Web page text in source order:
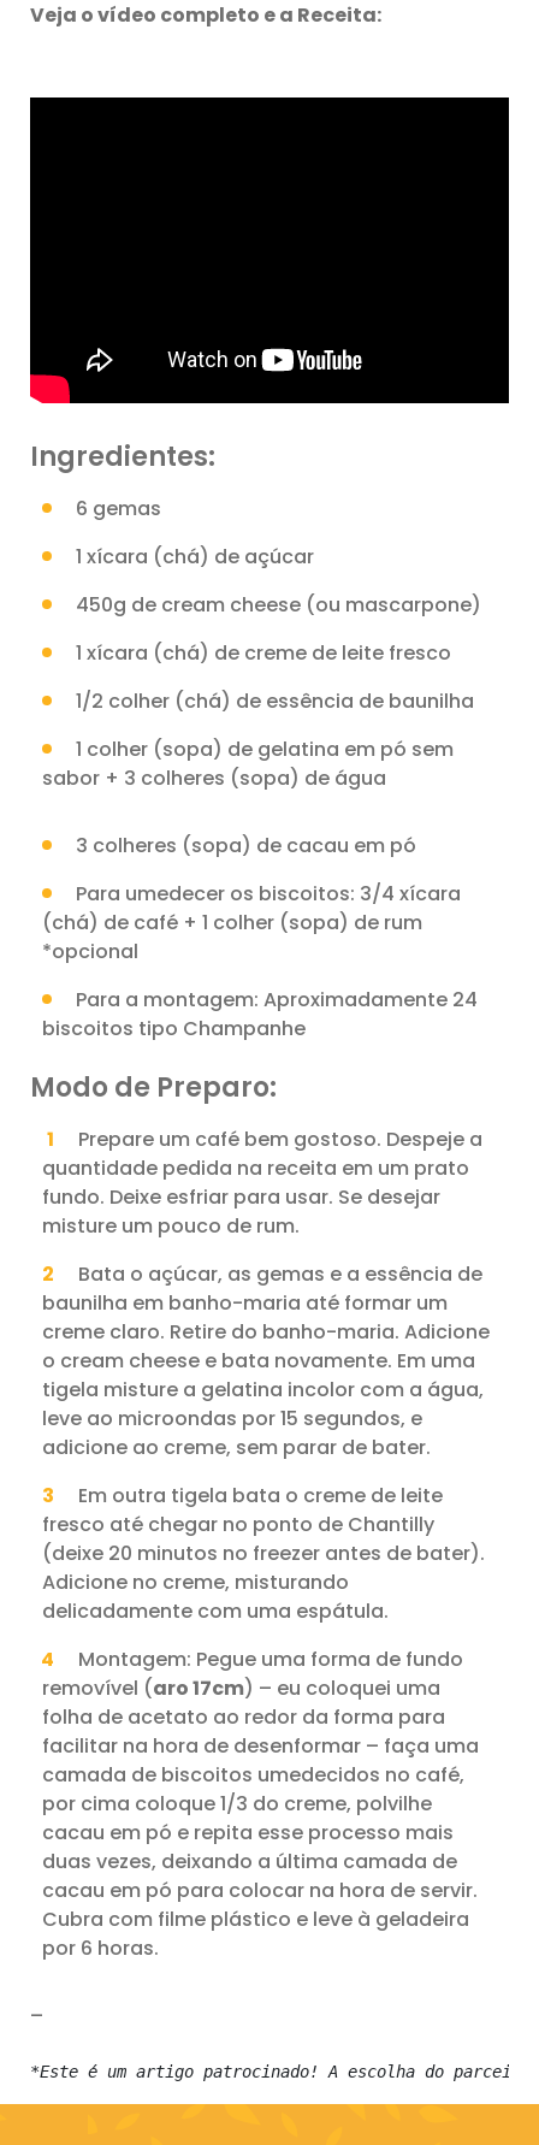
Veja o vídeo completo e a Receita:
Ingredientes:
6 gemas
1 xícara (chá) de açúcar
450g de cream cheese (ou mascarpone)
1 xícara (chá) de creme de leite fresco
1/2 colher (chá) de essência de baunilha
1 colher (sopa) de gelatina em pó sem
sabor + 3 colheres (sopa) de água
3 colheres (sopa) de cacau em pó
Para umedecer os biscoitos: 3/4 xícara
(chá) de café + 1 colher (sopa) de rum
*opcional
Para a montagem: Aproximadamente 24
biscoitos tipo Champanhe
Modo de Preparo:
Prepare um café bem gostoso. Despeje a
quantidade pedida na receita em um prato
fundo. Deixe esfriar para usar. Se desejar
misture um pouco de rum.
Bata o açúcar, as gemas e a essência de
baunilha em banho-maria até formar um
creme claro. Retire do banho-maria. Adicione
o cream cheese e bata novamente. Em uma
tigela misture a gelatina incolor com a água,
leve ao microondas por 15 segundos, e
adicione ao creme, sem parar de bater.
Em outra tigela bata o creme de leite
fresco até chegar no ponto de Chantilly
(deixe 20 minutos no freezer antes de bater).
Adicione no creme, misturando
delicadamente com uma espátula.
Montagem: Pegue uma forma de fundo
removível (aro 17cm) – eu coloquei uma
folha de acetato ao redor da forma para
facilitar na hora de desenformar – faça uma
camada de biscoitos umedecidos no café,
por cima coloque 1/3 do creme, polvilhe
cacau em pó e repita esse processo mais
duas vezes, deixando a última camada de
cacau em pó para colocar na hora de servir.
Cubra com filme plástico e leve à geladeira
por 6 horas.
–
*Este é um artigo patrocinado! A escolha do